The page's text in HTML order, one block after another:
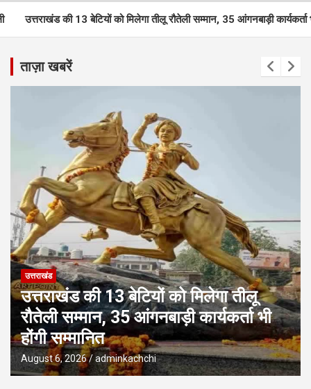
को मिलेगा तीलू रौतेली सम्मान, 35 आंगनबाड़ी कार्यकर्ता भी होंगी सम्मानित
ताज़ा खबरें
उत्तराखंड
उत्तराखंड की 13 बेटियों को मिलेगा तीलू
रौतेली सम्मान, 35 आंगनबाड़ी कार्यकर्ता भी
होंगी सम्मानित
August 6, 2026 adminkachchi